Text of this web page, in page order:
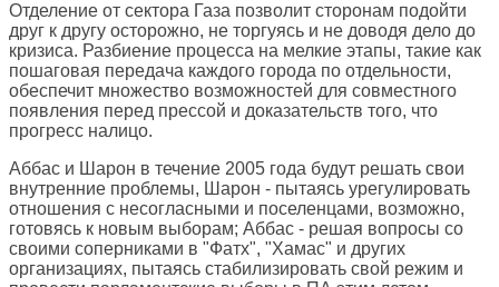
Отделение от сектора Газа позволит сторонам подойти
друг к другу осторожно, не торгуясь и не доводя дело до
кризиса. Разбиение процесса на мелкие этапы, такие как
пошаговая передача каждого города по отдельности,
обеспечит множество возможностей для совместного
появления перед прессой и доказательств того, что
прогресс налицо.
Аббас и Шарон в течение 2005 года будут решать свои
внутренние проблемы, Шарон - пытаясь урегулировать
отношения с несогласными и поселенцами, возможно,
готовясь к новым выборам; Аббас - решая вопросы со
своими соперниками в "Фатх", "Хамас" и других
организациях, пытаясь стабилизировать свой режим и